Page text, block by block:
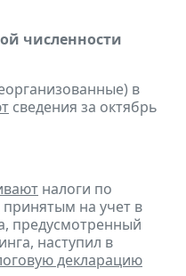
численности
в
сведения за октябрь
налоги по
на учет в
предусмотренный
наступил в
декларацию